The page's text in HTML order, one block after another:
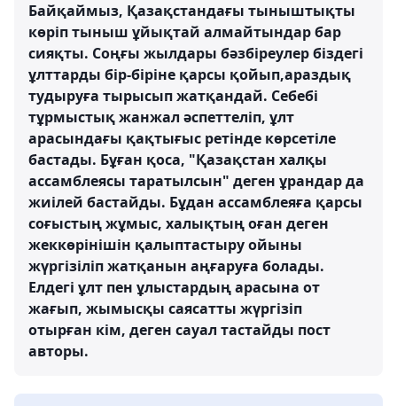
Байқаймыз, Қазақстандағы тыныштықты
көріп тыныш ұйықтай алмайтындар бар
сияқты. Соңғы жылдары бәзбіреулер біздегі
ұлттарды бір-біріне қарсы қойып,араздық
тудыруға тырысып жатқандай. Себебі
тұрмыстық жанжал әспеттеліп, ұлт
арасындағы қақтығыс ретінде көрсетіле
бастады. Бұған қоса, "Қазақстан халқы
ассамблеясы таратылсын" деген ұрандар да
жиілей бастайды. Бұдан ассамблеяға қарсы
соғыстың жұмыс, халықтың оған деген
жеккөрінішін қалыптастыру ойыны
жүргізіліп жатқанын аңғаруға болады.
Елдегі ұлт пен ұлыстардың арасына от
жағып, жымысқы саясатты жүргізіп
отырған кім, деген сауал тастайды пост
авторы.